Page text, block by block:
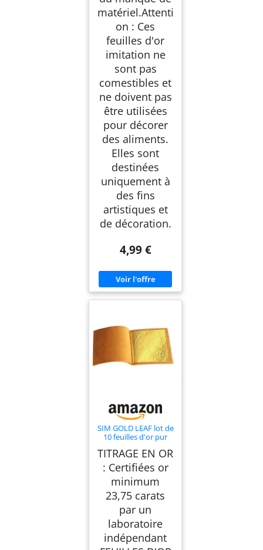
matériel.Attenti
on : Ces
feuilles d'or
imitation ne
sont pas
comestibles et
ne doivent pas
être utilisées
pour décorer
des aliments.
Elles sont
destinées
uniquement à
des fins
artistiques et
de décoration.
4,99 €
SIM GOLD LEAF lot de
10 feuilles d'or pur
43 mm 24 carats
100% veritable
TITRAGE EN OR
: Certifiées or
minimum
23,75 carats
par un
laboratoire
indépendant